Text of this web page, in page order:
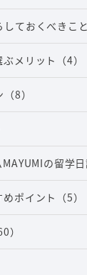
ておくべきこと
メリット （4）
（8）
の留学
ポイント （5）
）